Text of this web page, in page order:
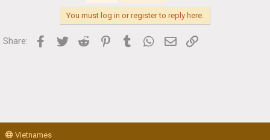
You must log in or register to reply here.
Share: Facebook
Twitter Reddit PinterestTumblr WhatsApp
Email
Vietnames